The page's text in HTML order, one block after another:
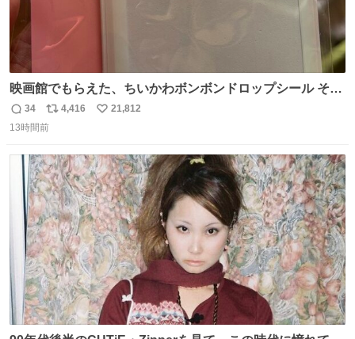
映画館でもらえた、ちいかわボンボンドロップシール その
ままキーホルダーにして使いたいって人まずキャンドゥに
行きな 何も加工せずにキーホルダーになるケースあるか
返
信
34
リ
ポ
ト
数
4,416
い
数
21,812
13時間前